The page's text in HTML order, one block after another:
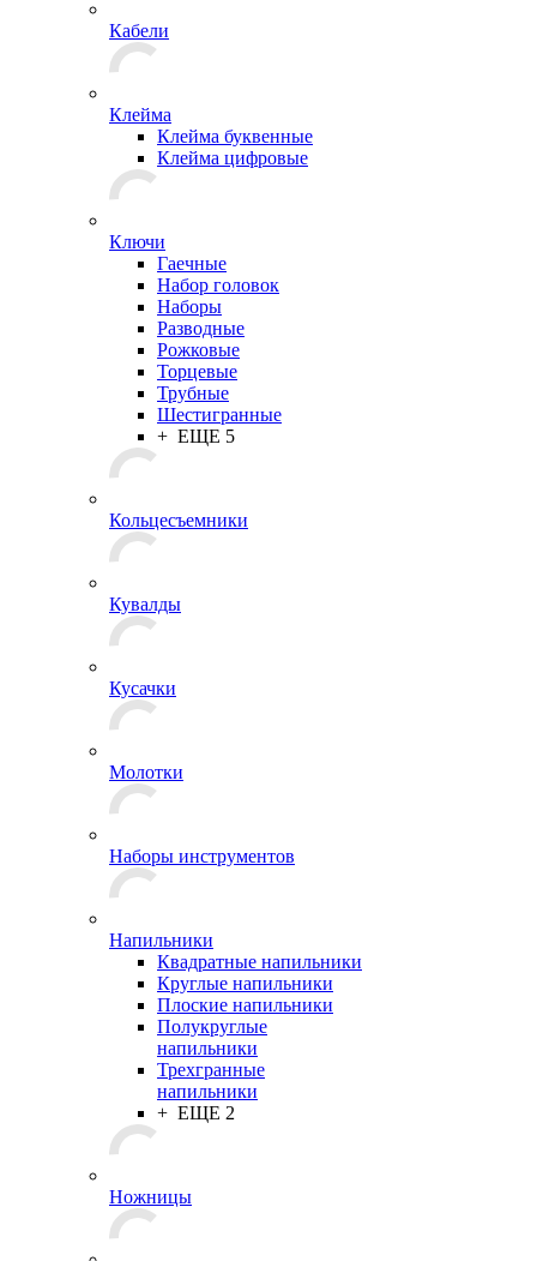
Кабели
Клейма
Клейма буквенные
Клейма цифровые
Ключи
Гаечные
Набор головок
Наборы
Разводные
Рожковые
Торцевые
Трубные
Шестигранные
+ ЕЩЕ 5
Кольцесъемники
Кувалды
Кусачки
Молотки
Наборы инструментов
Напильники
Квадратные напильники
Круглые напильники
Плоские напильники
Полукруглые
напильники
Трехгранные
напильники
+ ЕЩЕ 2
Ножницы